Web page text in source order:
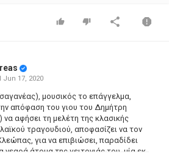
Jun 17, 2020
μουσικός το επάγγελμα,
απόφαση του γιου του Δημήτρη
αφήσει τη μελέτη της κλασικής
τραγουδιού, αποφασίζει να τον
για να επιβιώσει, παραδίδει
άτομα της γειτονιάς του, μία εκ
(Ντίνα Τριάντη), η αγαπημένη του